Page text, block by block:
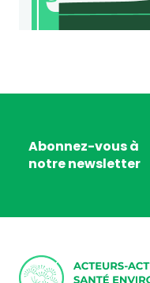
Abonnez-vous à
notre newsletter